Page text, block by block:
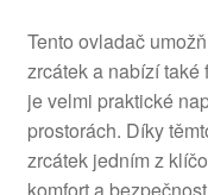
Tento ovladač
zrcátek a nabízí také
je velmi praktické
prostorách. Díky
zrcátek jedním z